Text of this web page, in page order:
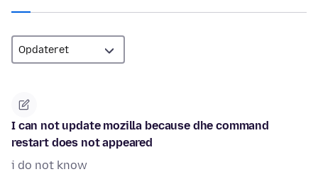
I can not update mozilla because dhe command
restart does not appeared
i do not know